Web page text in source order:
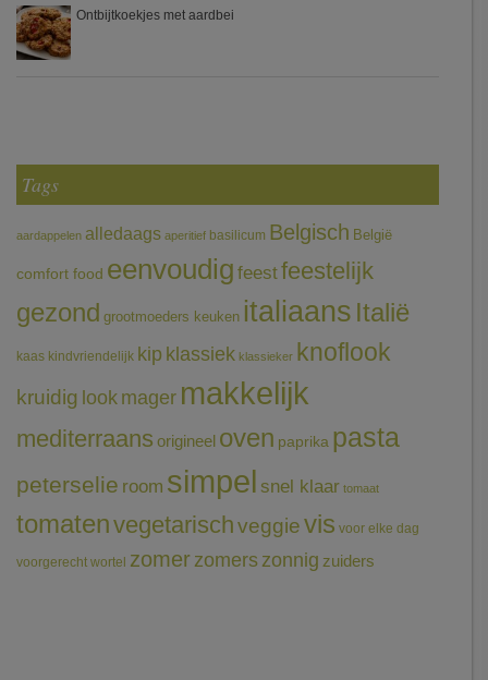
Ontbijtkoekjes met aardbei
Tags
aardappelen alledaags aperitief basilicum Belgisch België
comfort food eenvoudig feestfeestelijk
gezond grootmoeders keuken italiaans Italië
kaas kindvriendelijk kip klassiek klassieker knoflook
kruidig look mager makkelijk
mediterraans origineel oven paprika pasta
peterselie room simpel snel klaar tomaat
tomatenvegetarischveggievis voor elke dag
voorgerecht wortel zomerzomerszonnig zuiders